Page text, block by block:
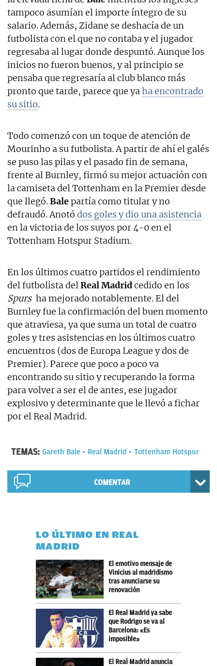
tampoco asumían el importe íntegro de su
salario. Además, Zidane se deshacía de un
futbolista con el que no contaba y el jugador
regresaba al lugar donde despuntó. Aunque los
inicios no fueron buenos, y al principio se
pensaba que regresaría al club blanco más
pronto que tarde, parece que yaha encontrado
su sitio.
Todo comenzó con un toque de atención de
Mourinho a su futbolista. A partir de ahí el galés
se puso las pilas y el pasado fin de semana,
frente al Burnley, firmó su mejor actuación con
la camiseta del Tottenham en la Premier desde
que llegó.Balepartía como titular y no
defraudó. Anotó dos goles y dio una asistencia
en la victoria de los suyos por 4-0 en el
Tottenham Hotspur Stadium.
En los últimos cuatro partidos el rendimiento
del futbolista delReal Madridcedido en los
Spurs ha mejorado notablemente. El del
Burnley fue la confirmación del buen momento
que atraviesa, ya que suma un total de cuatro
goles y tres asistencias en los últimos cuatro
encuentros (dos de Europa League y dos de
Premier). Parece que poco a poco va
encontrando su sitio y recuperando la forma
para volver a ser el de antes, ese jugador
explosivo y determinante que le llevó a fichar
por el Real Madrid.
TEMAS: Gareth Bale Real Madrid Tottenham Hotspur
COMENTAR
LO ÚLTIMO EN REAL
MADRID
El emotivo mensaje de
Vinicius al madridismo
tras anunciarse su
renovación
El Real Madrid ya sabe
que Rodrigo se va al
Barcelona: «Es
imposible»
El Real Madrid anuncia